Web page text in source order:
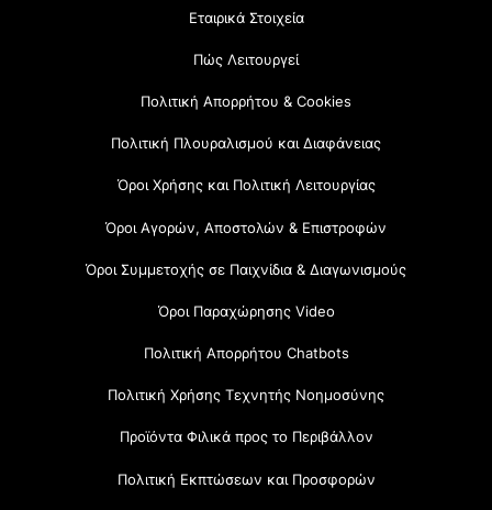
Εταιρικά Στοιχεία
Πώς Λειτουργεί
Πολιτική Απορρήτου & Cookies
Πολιτική Πλουραλισμού και Διαφάνειας
Όροι Χρήσης και Πολιτική Λειτουργίας
Όροι Αγορών, Αποστολών & Επιστροφών
Όροι Συμμετοχής σε Παιχνίδια & Διαγωνισμούς
Όροι Παραχώρησης Video
Πολιτική Απορρήτου Chatbots
Πολιτική Χρήσης Τεχνητής Νοημοσύνης
Προϊόντα Φιλικά προς το Περιβάλλον
Πολιτική Εκπτώσεων και Προσφορών